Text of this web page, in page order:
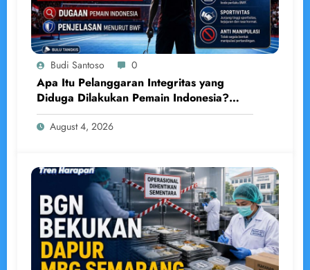
Budi Santoso 0
Apa Itu Pelanggaran Integritas yang
Diduga Dilakukan Pemain Indonesia?
Penjelasan Lengkap Menurut BWF
August 4, 2026